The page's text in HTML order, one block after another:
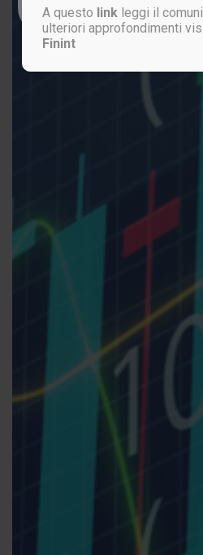
A questo link leggi il
ulteriori approfondimenti
Finint